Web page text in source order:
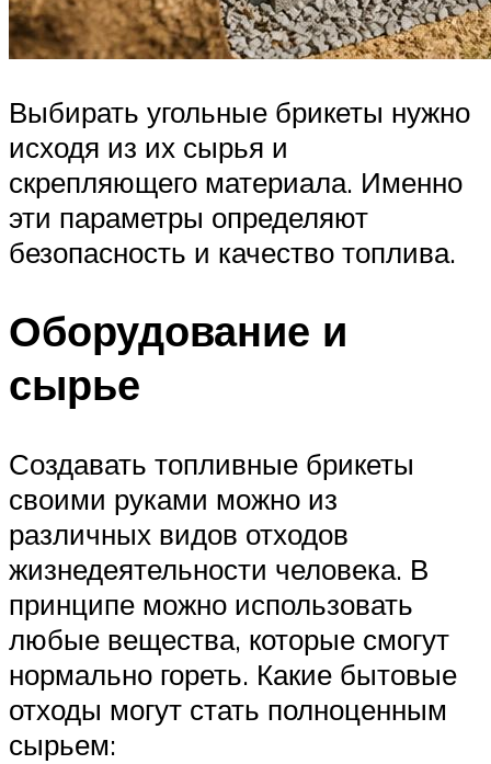
Выбирать угольные брикеты нужно
исходя из их сырья и
скрепляющего материала. Именно
эти параметры определяют
безопасность и качество топлива.
Оборудование и
сырье
Создавать топливные брикеты
своими руками можно из
различных видов отходов
жизнедеятельности человека. В
принципе можно использовать
любые вещества, которые смогут
нормально гореть. Какие бытовые
отходы могут стать полноценным
сырьем: